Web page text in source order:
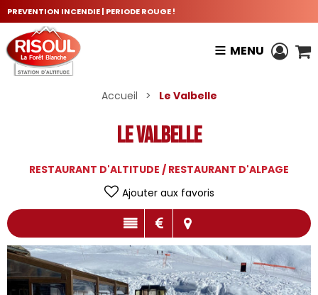
PREVENTION INCENDIE | PERIODE ROUGE !
MENU
Accueil > Le Valbelle
Le Valbelle
RESTAURANT D'ALTITUDE / RESTAURANT D'ALPAGE
Ajouter aux favoris